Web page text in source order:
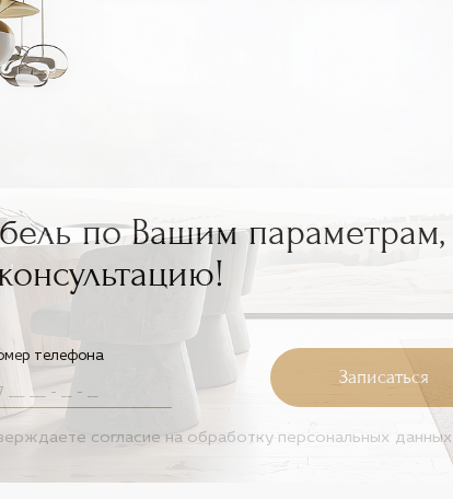
по Вашим параметрам,
телефона
Записаться
согласие на обработку персональных данных